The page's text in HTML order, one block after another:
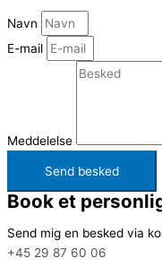
Navn
E-mail
Meddelelse
Send besked
Book et
Send mig en besked via
+45 29 87 60 06